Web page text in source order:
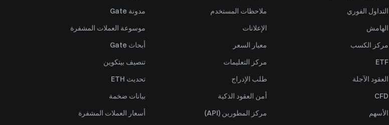
التداول الفوري
الهامش
مركز الكسب
ETF
العقود الآجلة
CFD
الأسهم
ملاحظات المستخدم
الإعلانات
معيار السعر
مركز التعليمات
طلب الإدراج
أمن العقود الذكية
مركز المطورين (API)
مدونة Gate
موسوعة العملات المشفرة
أبحاث Gate
تنصيف بيتكوين
تحديث ETH
بيانات ضخمة
أسعار العملات المشفرة